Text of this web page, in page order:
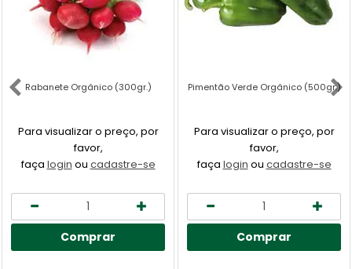
Rabanete Orgânico (300gr.)
Para visualizar o preço, por
favor,
faça login ou cadastre-se
Comprar
Pimentão Verde Orgânico (500gr.)
Para visualizar o preço, por
favor,
faça login ou cadastre-se
Comprar